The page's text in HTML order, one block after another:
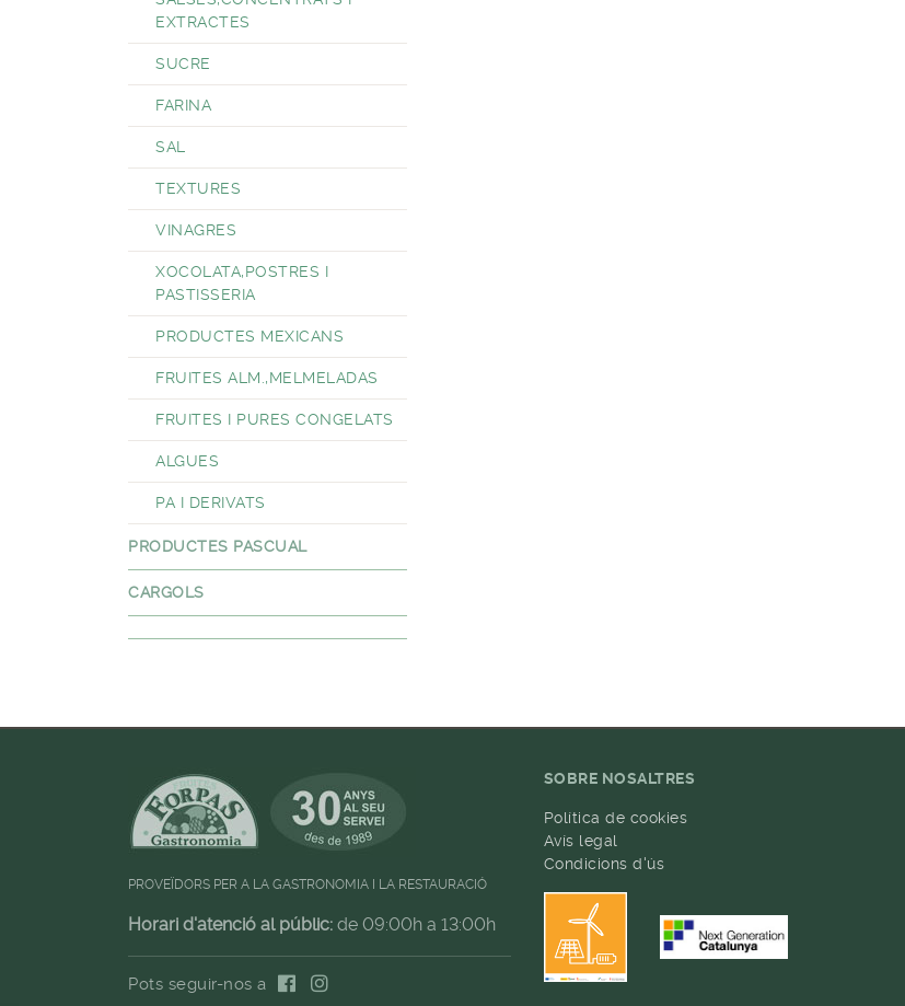
EXTRACTES
SUCRE
FARINA
SAL
TEXTURES
VINAGRES
XOCOLATA,POSTRES I
PASTISSERIA
PRODUCTES MEXICANS
FRUITES ALM.,MELMELADAS
FRUITES I PURES CONGELATS
ALGUES
PA I DERIVATS
PRODUCTES PASCUAL
CARGOLS
PROVEÏDORS PER A LA GASTRONOMIA I LA RESTAURACIÓ
Horari d'atenció al públic: de 09:00h a 13:00h
Pots seguir-nos a
SOBRE NOSALTRES
Política de cookies
Avís legal
Condicions d'ús